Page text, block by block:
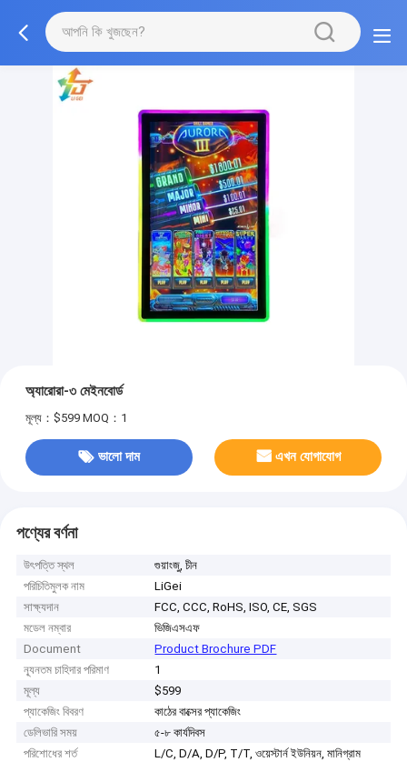
অ্যারোরা-৩ মেইনবোর্ড
মূল্য：$599 MOQ：1
ভালো দাম এখন যোগাযোগ
পণ্যের বর্ণনা
উৎপত্তি স্থল
গুয়াংজু, চীন
পরিচিতিমুলক নাম
LiGei
সাক্ষ্যদান
FCC, CCC, RoHS, ISO, CE, SGS
মডেল নম্বার
ভিজিএসএফ
Document
Product Brochure PDF
ন্যূনতম চাহিদার পরিমাণ
1
মূল্য
$599
প্যাকেজিং বিবরণ
কাঠের বাক্সের প্যাকেজিং
ডেলিভারি সময়
৫-৮ কার্যদিবস
পরিশোধের শর্ত
L/C, D/A, D/P, T/T, ওয়েস্টার্ন ইউনিয়ন, মানিগ্রাম